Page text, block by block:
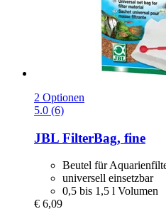
2 Optionen
5.0 (6)
JBL FilterBag, fine
Beutel für
universell einsetzbar
0,5 bis 1,5 l Volumen
€ 6,09